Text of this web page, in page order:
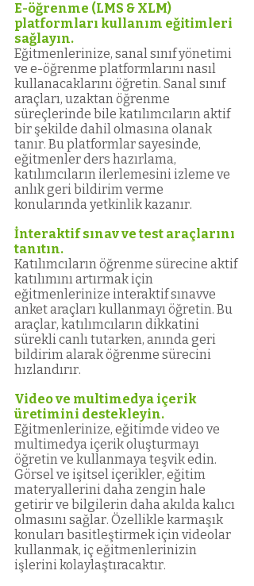
E-öğrenme (LMS & XLM)
platformları kullanım eğitimleri
sağlayın.
Eğitmenlerinize, sanal sınıf yönetimi
ve e-öğrenme platformlarını nasıl
kullanacaklarını öğretin. Sanal sınıf
araçları, uzaktan öğrenme
süreçlerinde bile katılımcıların aktif
bir şekilde dahil olmasına olanak
tanır. Bu platformlar sayesinde,
eğitmenler ders hazırlama,
katılımcıların ilerlemesini izleme ve
anlık geri bildirim verme
konularında yetkinlik kazanır.
İnteraktif sınav ve test araçlarını
tanıtın.
Katılımcıların öğrenme sürecine aktif
katılımını artırmak için
eğitmenlerinize interaktif sınavve
anket araçları kullanmayı öğretin. Bu
araçlar, katılımcıların dikkatini
sürekli canlı tutarken, anında geri
bildirim alarak öğrenme sürecini
hızlandırır.
Video ve multimedya içerik
üretimini destekleyin.
Eğitmenlerinize, eğitimde video ve
multimedya içerik oluşturmayı
öğretin ve kullanmaya teşvik edin.
Görsel ve işitsel içerikler, eğitim
materyallerini daha zengin hale
getirir ve bilgilerin daha akılda kalıcı
olmasını sağlar. Özellikle karmaşık
konuları basitleştirmek için videolar
kullanmak, iç eğitmenlerinizin
işlerini kolaylaştıracaktır.